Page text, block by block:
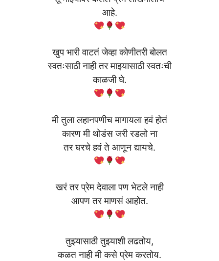
आहे.
खुप भारी वाटतं जेव्हा कोणीतरी बोलत
स्वतःसाठी नाही तर माझ्यासाठी स्वतःची
काळजी घे.
मी तुला लहानपणीच मागायला हवं होतं
कारण मी थोडंस जरी रडलो ना
तर घरचे हवं ते आणून द्यायचे.
खरं तर प्रेम देवाला पण भेटले नाही
आपण तर माणसं आहोत.
तुझ्यासाठी तुझ्याशी लढतोय,
कळत नाही मी कसे प्रेम करतोय.